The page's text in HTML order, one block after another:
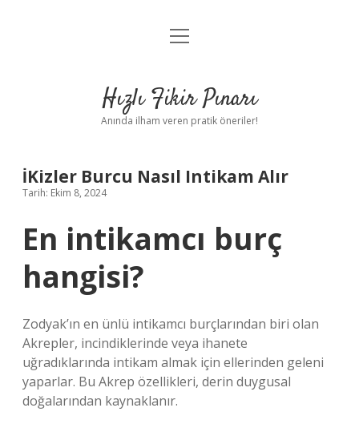
Anasayfa
Yasal Uyarı
menüyü
Hızlı Fikir Pınarı
Anında ilham veren pratik öneriler!
İKizler Burcu Nasıl Intikam Alır
Tarih: Ekim 8, 2024
En intikamcı burç
hangisi?
Zodyak’ın en ünlü intikamcı burçlarından biri olan
Akrepler, incindiklerinde veya ihanete
uğradıklarında intikam almak için ellerinden geleni
yaparlar. Bu Akrep özellikleri, derin duygusal
doğalarından kaynaklanır.